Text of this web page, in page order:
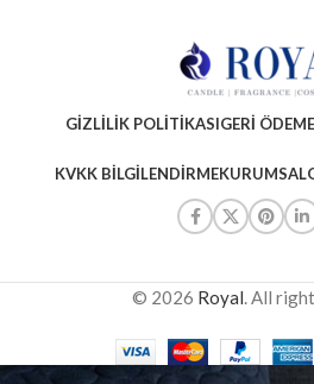
GIZLILIK POLITIKASIGERI
KVKK BILGILENDIRMEKURUMSAL
© 2026 Royal. All